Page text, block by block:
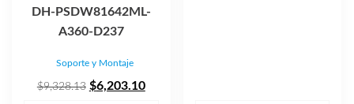
DH-PSDW81642ML-
A360-D237
Soporte y Montaje
$9,328.13 El
$6,203.10El